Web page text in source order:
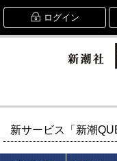
ログイン
新サービス「新潮